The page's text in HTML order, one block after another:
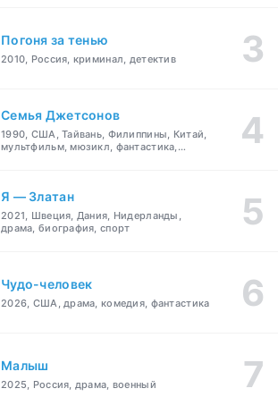
Погоня за тенью
2010, Россия, криминал, детектив
Семья Джетсонов
1990, США, Тайвань, Филиппины, Китай,
мультфильм, мюзикл, фантастика,
Я — Златан
2021, Швеция, Дания, Нидерланды,
драма, биография, спорт
Чудо-человек
2026, США, драма, комедия, фантастика
Малыш
2025, Россия, драма, военный